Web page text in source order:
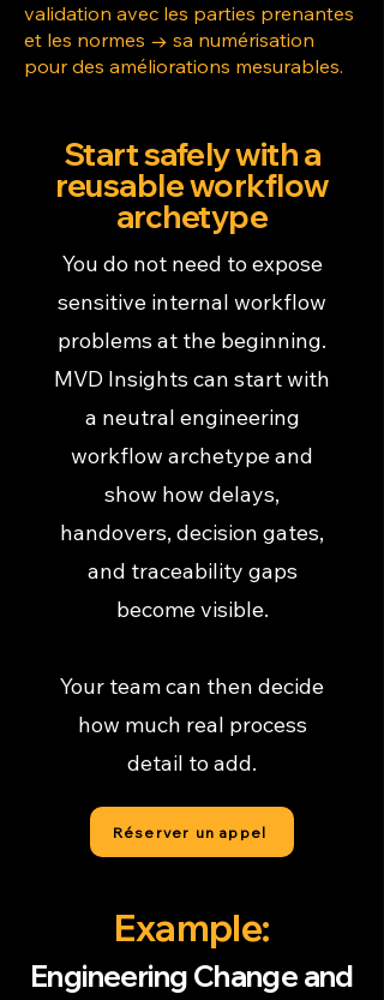
validation avec les parties prenantes
et les normes → sa numérisation
pour des améliorations mesurables.
Start safely with a
reusable workflow
archetype
You do not need to expose
sensitive internal workflow
problems at the beginning.
MVD Insights can start with
a neutral engineering
workflow archetype and
show how delays,
handovers, decision gates,
and traceability gaps
become visible.
Your team can then decide
how much real process
detail to add.
Réserver un appel
Example:
Engineering Change and